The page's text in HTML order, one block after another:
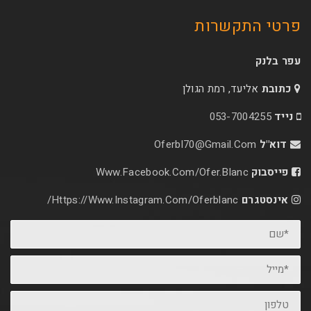
רמת הגולן
053-
Www.facebook.com/
Https://www.instagram.com/oferblanc/